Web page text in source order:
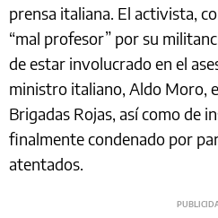
prensa italiana. El activista,
“mal profesor” por su
de estar involucrado en el
ministro italiano, Aldo Moro,
Brigadas Rojas, así como de
finalmente condenado por
atentados.